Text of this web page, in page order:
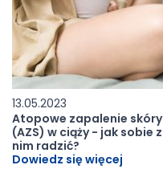
13.05.2023
Atopowe zapalenie skóry
(AZS) w ciąży - jak sobie z
nim radzić?
Dowiedz się więcej